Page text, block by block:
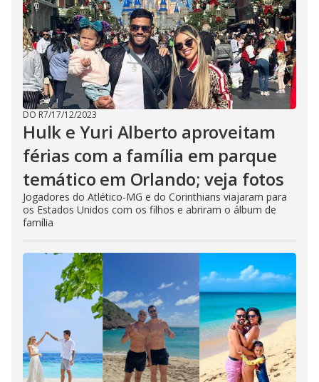
DO R7/17/12/2023
Hulk e Yuri Alberto aproveitam
férias com a família em parque
temático em Orlando; veja fotos
Jogadores do Atlético-MG e do Corinthians viajaram para
os Estados Unidos com os filhos e abriram o álbum de
família